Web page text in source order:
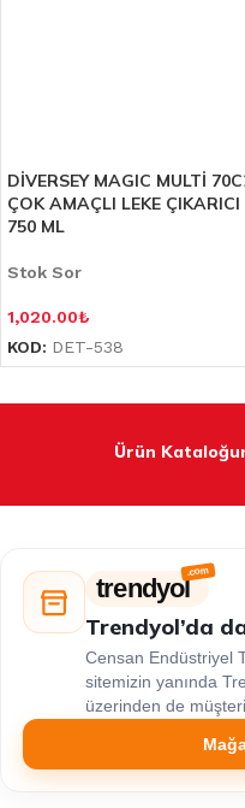
DİVERSEY MAGIC MULTİ
ÇOK AMAÇLI LEKE ÇIKARICI
750 ML
Stok Sor
1,020.00₺
KOD: DET-538
Ürün
trendyol
Trendyol’da
Censan Endüstriyel
sitemizin yanında
üzerinden de